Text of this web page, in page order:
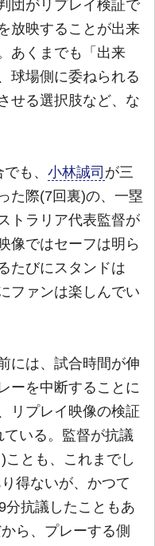
団がリプレイ検証で
放映することが出来
あくまでも「出来
球場側に委ねられる
せる選択肢など、な
も、 小林誠司 が三
た際(7回裏)の、一塁
トラリア代表監督が
像ではセーフは明ら
たびにスタンドは
ファンは楽しんでい
には、試合時間が伸
ーを中断することに
リプレイ映像の検証
いる。監督が抗議
ことも、これまでし
得ないが、かつて
分抗議したこともあ
ら、プレーする側